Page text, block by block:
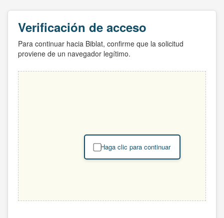
Verificación de acceso
Para continuar hacia Biblat, confirme que la solicitud
proviene de un navegador legítimo.
Haga clic para continuar